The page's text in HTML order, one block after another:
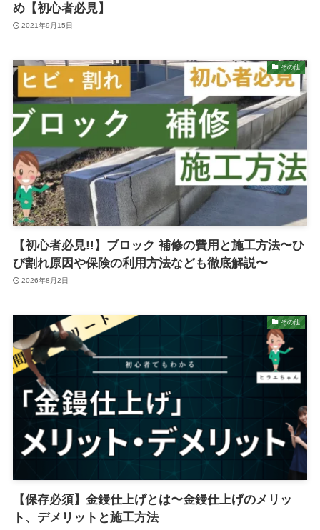
め【初心者必見】
2021年9月15日
その他
【初心者必見!!】ブロック 補修の費用と施工方法〜ひ
び割れ原因や保険の利用方法なども徹底解説〜
2026年8月2日
その他
【保存必須】金鏝仕上げとは〜金鏝仕上げのメリッ
ト、デメリットと施工方法